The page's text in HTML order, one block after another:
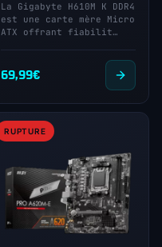
La Gigabyte H610M K DDR4
est une carte mère Micro
ATX offrant fiabilit…
69,99€
RUPTURE